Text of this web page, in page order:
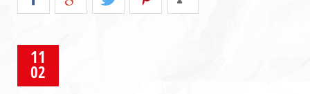
11
02